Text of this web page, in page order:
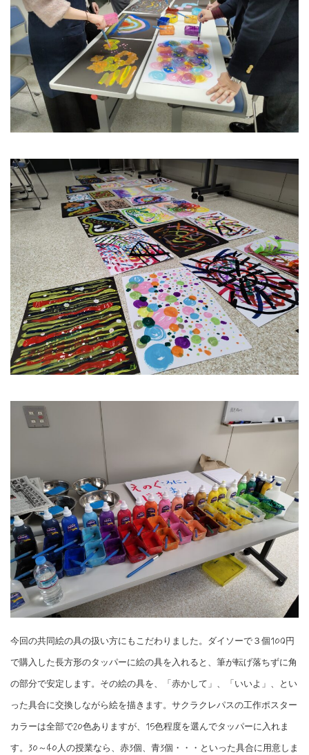
今回の共同絵の具の扱い方にもこだわりました。ダイソーで３個100円
で購入した長方形のタッパーに絵の具を入れると、筆が転げ落ちずに角
の部分で安定します。その絵の具を、「赤かして」、「いいよ」、とい
った具合に交換しながら絵を描きます。サクラクレパスの工作ポスター
カラーは全部で20色ありますが、15色程度を選んでタッパーに入れま
す。30～40人の授業なら、赤3個、青3個・・・といった具合に用意しま